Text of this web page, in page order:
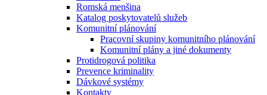
Romská menšina
Katalog poskytovatelů služeb
Komunitní plánování
Pracovní skupiny komunitního plánování
Komunitní plány a jiné dokumenty
Protidrogová politika
Prevence kriminality
Dávkové systémy
Kontakty